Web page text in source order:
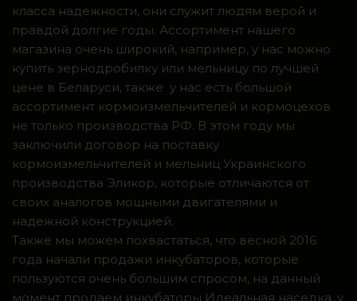
класса надежности, они служит людям верой и
правдой долгие годы. Ассортимент нашего
магазина очень широкий, например, у нас можно
купить зернодробилку или мельницу по лучшей
цене в Беларуси, также у нас есть большой
ассортимент кормоизмельчителей и кормоцехов
не только производства РФ. В этом году мы
заключили договор на поставку
кормоизмельчителей и мельниц Украинского
производства Эликор, которые отличаются от
своих аналогов мощными двигателями и
надежной конструкцией.
Также мы можем похвастаться, что весной 2016
года начали продажи инкубаторов, которые
пользуются очень большим спросом, на данный
момент продаем инкубаторы Идеальная наседка, у